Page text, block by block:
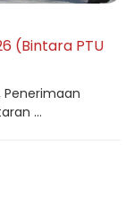
(Bintara PTU
...